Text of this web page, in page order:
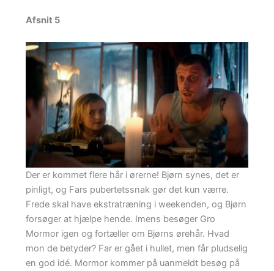
Afsnit 5
Der er kommet flere hår i ørerne! Bjørn synes, det er
pinligt, og Fars pubertetssnak gør det kun værre.
Frede skal have ekstratræning i weekenden, og Bjørn
forsøger at hjælpe hende. Imens besøger Gro
Mormor igen og fortæller om Bjørns ørehår. Hvad
mon de betyder? Far er gået i hullet, men får pludselig
en god idé. Mormor kommer på uanmeldt besøg på